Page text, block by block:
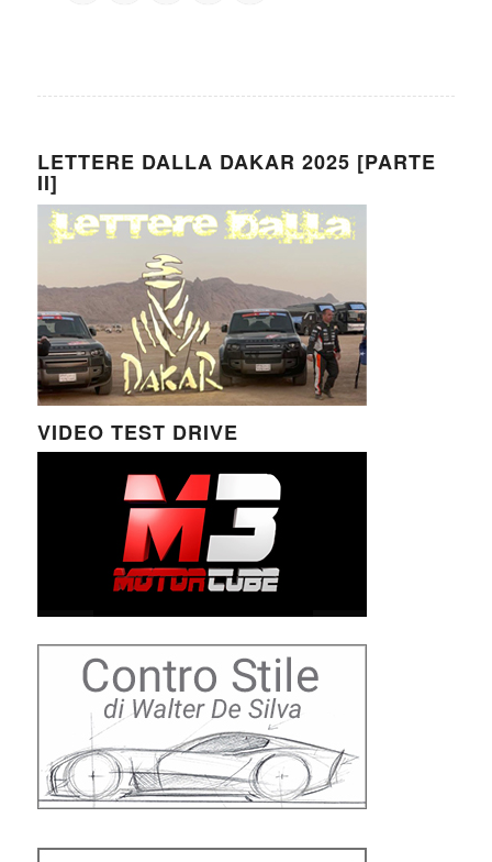
LETTERE DALLA DAKAR 2025 [PARTE
II]
VIDEO TEST DRIVE